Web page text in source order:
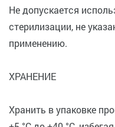
Не допускается
стерилизации, не
применению.
ХРАНЕНИЕ
Хранить в упаковке